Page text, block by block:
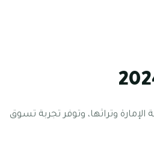
وتراثها، وتوفر تجربة تسوق